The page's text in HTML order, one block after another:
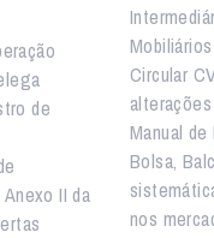
de
II da
Circular
Manual
Bolsa,
nos